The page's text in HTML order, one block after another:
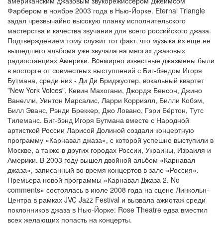
Фарбером в ноябре 2003 года в Нью-Йорке. Eternal Triangle
задал чрезвычайно высокую планку исполнительского
мастерства и качества звучания для всего российского джаза.
Подтверждением тому служит тот факт, что музыка из еще не
вышедшего альбома уже звучала на многих джазовых
радиостанциях Америки. Вcемирно известные джазмены были
в восторге от совместных выступлений с Биг-бэндом Игоря
Бутмана, среди них - Ди Ди Бриджуотер, вокальный квартет
”New York Voices”, Кевин Махогани, Джордж Бенсон, Джино
Ванелли, Уинтон Марсалис, Ларри Корриэлл, Билли Кобэм,
Билл Эванс, Рэнди Бреккер, Джо Ловано, Гэри Бёртон, Тутс
Тилеманс. Биг-бэнд Игоря Бутмана вместе с Народной
артисткой России Ларисой Долиной создали концертную
программу «Карнавал джаза», с которой успешно выступили в
Москве, а также в других городах России, Украины, Израиля и
Америки. В 2003 году вышел двойной альбом «Карнавал
джаза», записанный во время концертов в зале «Россия».
Премьера новой программы «Карнавал Джаза 2. No
comments» состоялась в июле 2008 года на сцене Линкольн-
Центра в рамках JVC Jazz Festival и вызвала ажиотаж среди
поклонников джаза в Нью-Йорке: Rose Theatre едва вместил
всех желающих попасть на концерты.